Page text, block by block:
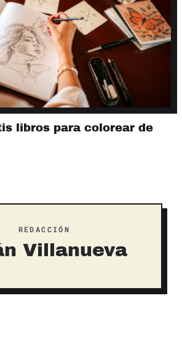
libros para colorear de
REDACCIÓN
Villanueva